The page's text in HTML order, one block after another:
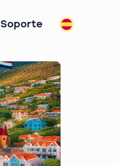
Soporte